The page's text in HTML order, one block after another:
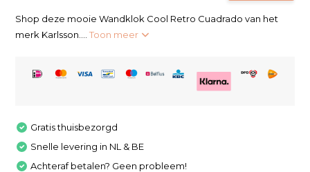
Shop deze mooie Wandklok Cool Retro Cuadrado van het
merk Karlsson....Toon meer
Gratis thuisbezorgd
Snelle levering in NL & BE
Achteraf betalen? Geen probleem!